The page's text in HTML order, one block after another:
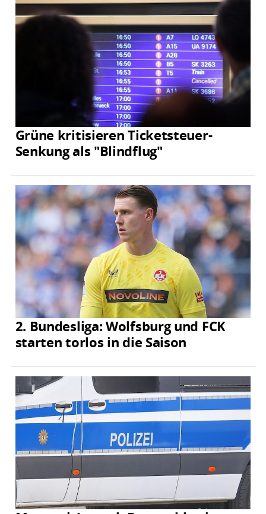
Grüne kritisieren Ticketsteuer-
Senkung als "Blindflug"
2. Bundesliga: Wolfsburg und FCK
starten torlos in die Saison